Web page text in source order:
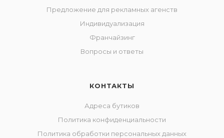
Предложение для рекламных агенств
Индивидуализация
Франчайзинг
Вопросы и ответы
КОНТАКТЫ
Адреса бутиков
Политика конфиденциальности
Политика обработки персональных данных